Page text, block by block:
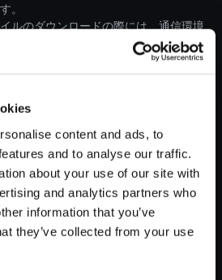
content and ads, to
and to analyse our traffic.
about your use of our site with
and analytics partners who
information that you’ve
they’ve collected from your use
。
ルのダウンロードの際には、通信環境
お試しください。
【単曲】戦国BASARA 西軍BE
ST 死闘 ＜四国＞
150円(税込)
7ポイント付与